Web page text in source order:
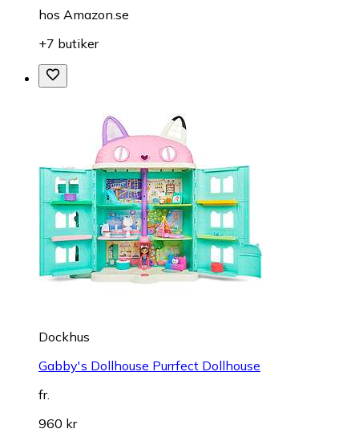
hos Amazon.se
+7 butiker
Dockhus
Gabby's Dollhouse Purrfect Dollhouse
fr.
960 kr